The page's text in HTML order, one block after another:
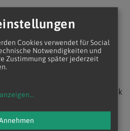
Weihnachtsliedern und
zurück
Cookies verwendet für Social
Notwendigkeiten und
Zustimmung später jederzeit
...